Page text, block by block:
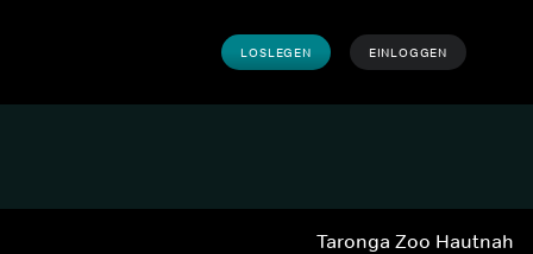
LOSLEGEN EINLOGGEN
Taronga Zoo Hautnah